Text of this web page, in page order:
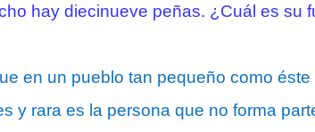
hay diecinueve peñas. ¿Cuál es su
en un pueblo tan pequeño como
y rara es la persona que no forma